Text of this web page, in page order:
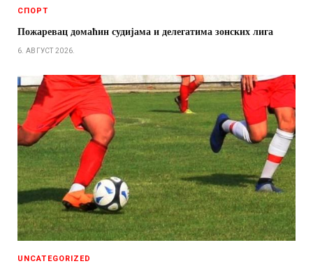
СПОРТ
Пожаревац домаћин судијама и делегатима зонских лига
6. АВГУСТ 2026.
UNCATEGORIZED